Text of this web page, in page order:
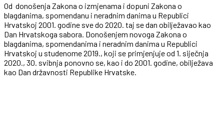
Od donošenja Zakona o izmjenama i dopuni Zakona o
blagdanima, spomendanu i neradnim danima u Republici
Hrvatskoj 2001. godine sve do 2020. taj se dan obilježavao kao
Dan Hrvatskoga sabora. Donošenjem novoga Zakona o
blagdanima, spomendanima i neradnim danima u Republici
Hrvatskoj u studenome 2019., koji se primjenjuje od 1. siječnja
2020., 30. svibnja ponovno se, kao i do 2001. godine, obilježava
kao Dan državnosti Republike Hrvatske.